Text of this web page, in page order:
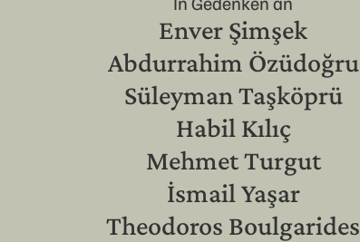
Enver Şimşek
Abdurrahim Özüdoğru
Süleyman Taşköprü
Habil Kılıç
Mehmet Turgut
İsmail Yaşar
Theodoros Boulgarides